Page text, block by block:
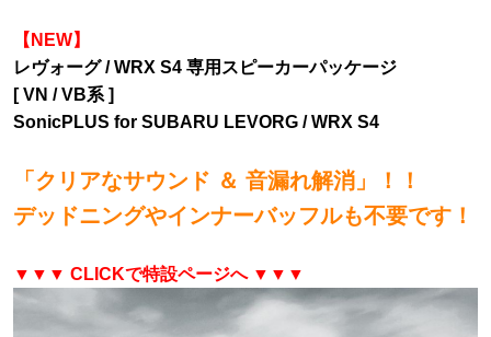
【NEW】
レヴォーグ / WRX S4 専用スピーカーパッケージ
[ VN / VB系 ]
SonicPLUS for SUBARU LEVORG / WRX S4
「クリアなサウンド ＆ 音漏れ解消」！！
デッドニングやインナーバッフルも不要です！
▼▼▼ CLICKで特設ページへ ▼▼▼